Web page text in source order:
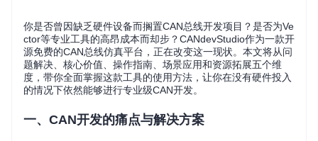
你是否曾因缺乏硬件设备而搁置CAN总线开发项目？是否为Ve
ctor等专业工具的高昂成本而却步？CANdevStudio作为一款开
源免费的CAN总线仿真平台，正在改变这一现状。本文将从问
题解决、核心价值、操作指南、场景应用和资源拓展五个维
度，带你全面掌握这款工具的使用方法，让你在没有硬件投入
的情况下依然能够进行专业级CAN开发。
一、CAN开发的痛点与解决方案